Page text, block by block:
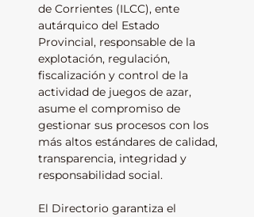
de Corrientes (ILCC), ente
autárquico del Estado
Provincial, responsable de la
explotación, regulación,
fiscalización y control de la
actividad de juegos de azar,
asume el compromiso de
gestionar sus procesos con los
más altos estándares de calidad,
transparencia, integridad y
responsabilidad social.
El Directorio garantiza el